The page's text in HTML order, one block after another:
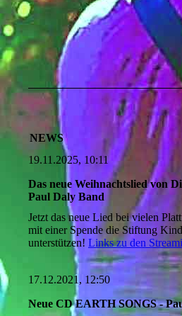
NEWS
19.11.2025, 10:11
Das neue Weihnachtslied von
Paul Daly Band
Jetzt das neue Lied bei vielen
mit einer Spende die Stiftung
unterstützen! Links zu den
17.12.2021, 12:50
Neue CD EARTH SONGS -